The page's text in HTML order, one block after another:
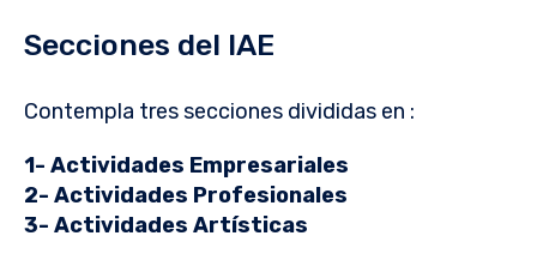
Secciones del IAE
Contempla tres secciones divididas en :
1- Actividades Empresariales
2- Actividades Profesionales
3- Actividades Artísticas